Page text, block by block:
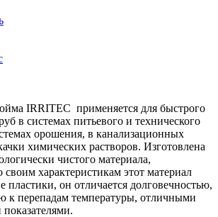
IRRITEC применяется для быстрого
в системах питьевого и технического
орошения, в канализационных
химических растворов. Изготовлена
чистого материала,
характеристикам этот материал
пластики, он отличается долговечностью,
к перепадам температуры, отличными